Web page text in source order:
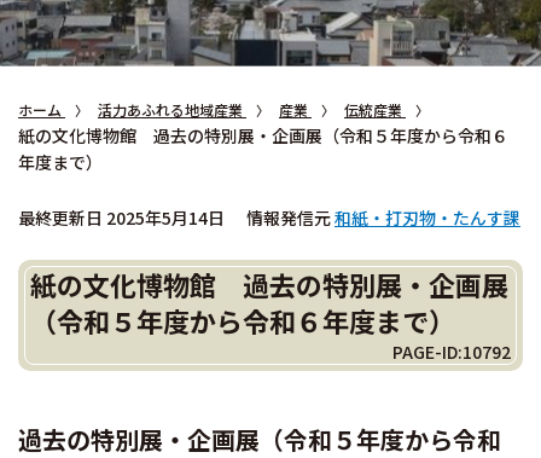
ホーム 活力あふれる地域産業 産業 伝統産業
紙の文化博物館 過去の特別展・企画展（令和５年度から令和６
年度まで）
最終更新日 2025年5月14日 情報発信元和紙・打刃物・たんす課
紙の文化博物館 過去の特別展・企画展
（令和５年度から令和６年度まで）
PAGE-ID:10792
過去の特別展・企画展（令和５年度から令和